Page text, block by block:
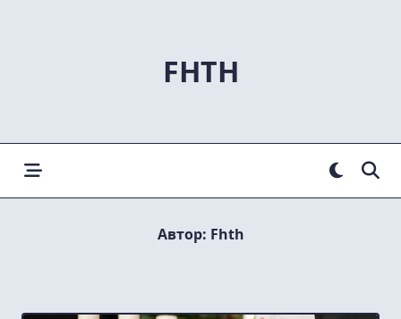
FHTH
Автор: Fhth